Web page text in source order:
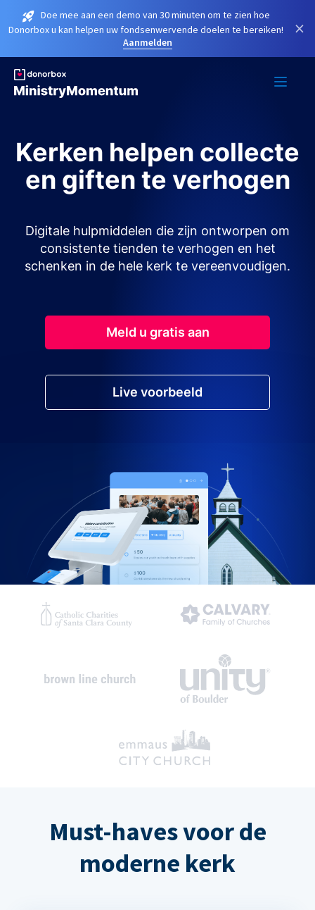
Doe mee aan een demo van 30 minuten om te zien hoe
Donorbox u kan helpen uw fondsenwervende doelen te bereiken!
Aanmelden
×
Kerken helpen collecte
en giften te verhogen
Digitale hulpmiddelen die zijn ontworpen om
consistente tienden te verhogen en het
schenken in de hele kerk te vereenvoudigen.
Meld u gratis aan
Live voorbeeld
Must-haves voor de
moderne kerk